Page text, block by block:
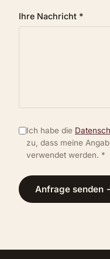
Ihre Nachricht *
Ich habe die
zu, dass meine
verwendet werden. *
Anfrage senden